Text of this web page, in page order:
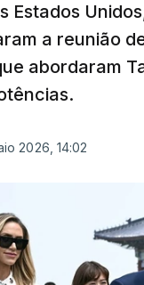
Estados
a reunião
abordaram
2026, 14:02